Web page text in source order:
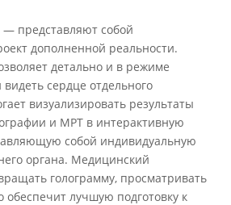
— представляют собой
дополненной реальности.
детально и в режиме
сердце отдельного
визуализировать результаты
и МРТ в интерактивную
собой индивидуальную
органа. Медицинский
голограмму, просматривать
обеспечит лучшую подготовку к